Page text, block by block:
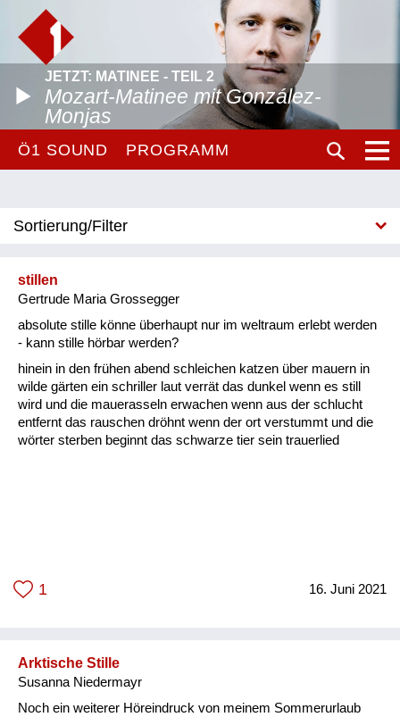
JETZT: MATINEE - TEIL 2
Mozart-Matinee mit González-
Monjas
Ö1 SOUND PROGRAMM
Sortierung/Filter
Neu
stillen
Gertrude Maria Grossegger
absolute stille könne überhaupt nur im weltraum erlebt werden
- kann stille hörbar werden?
hinein in den frühen abend schleichen katzen über mauern in
wilde gärten ein schriller laut verrät das dunkel wenn es still
wird und die mauerasseln erwachen wenn aus der schlucht
entfernt das rauschen dröhnt wenn der ort verstummt und die
wörter sterben beginnt das schwarze tier sein trauerlied
1 16. Juni 2021
Arktische Stille
Susanna Niedermayr
Noch ein weiterer Höreindruck von meinem Sommerurlaub